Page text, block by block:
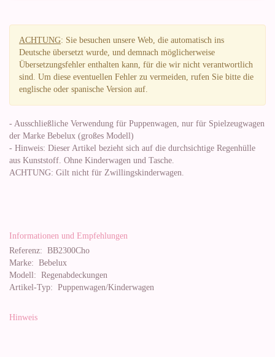
ACHTUNG: Sie besuchen unsere Web, die automatisch ins
Deutsche übersetzt wurde, und demnach möglicherweise
Übersetzungsfehler enthalten kann, für die wir nicht verantwortlich
sind. Um diese eventuellen Fehler zu vermeiden, rufen Sie bitte die
englische oder spanische Version auf.
- Ausschließliche Verwendung für Puppenwagen, nur für Spielzeugwagen
der Marke Bebelux (großes Modell)
- Hinweis: Dieser Artikel bezieht sich auf die durchsichtige Regenhülle
aus Kunststoff. Ohne Kinderwagen und Tasche.
ACHTUNG: Gilt nicht für Zwillingskinderwagen.
Informationen und Empfehlungen
Referenz: BB2300Cho
Marke: Bebelux
Modell: Regenabdeckungen
Artikel-Typ: Puppenwagen/Kinderwagen
Hinweis